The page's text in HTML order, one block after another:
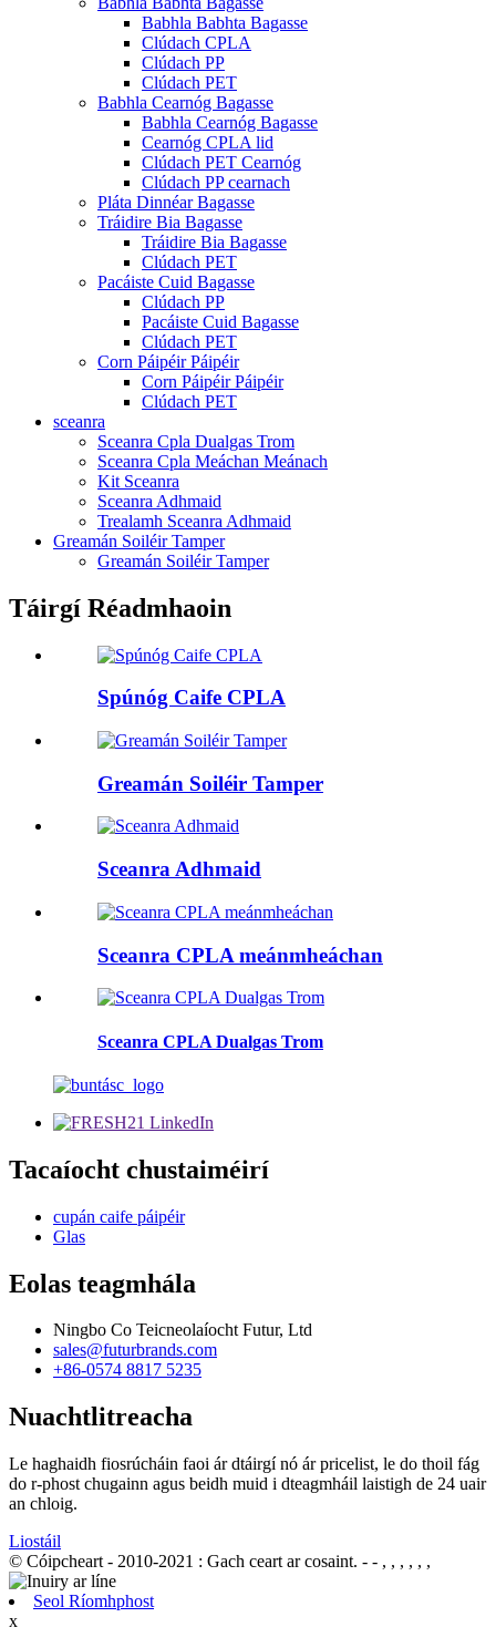
Babhla Babhta Bagasse
Clúdach CPLA
Clúdach PP
Clúdach PET
Babhla Cearnóg Bagasse
Babhla Cearnóg Bagasse
Cearnóg CPLA lid
Clúdach PET Cearnóg
Clúdach PP cearnach
Pláta Dinnéar Bagasse
Tráidire Bia Bagasse
Tráidire Bia Bagasse
Clúdach PET
Pacáiste Cuid Bagasse
Clúdach PP
Pacáiste Cuid Bagasse
Clúdach PET
Corn Páipéir Páipéir
Corn Páipéir Páipéir
Clúdach PET
sceanra
Sceanra Cpla Dualgas Trom
Sceanra Cpla Meáchan Meánach
Kit Sceanra
Sceanra Adhmaid
Trealamh Sceanra Adhmaid
Greamán Soiléir Tamper
Greamán Soiléir Tamper
Táirgí Réadmhaoin
Spúnóg Caife CPLA
Greamán Soiléir Tamper
Sceanra Adhmaid
Sceanra CPLA meánmheáchan
Sceanra CPLA Dualgas Trom
Tacaíocht chustaiméirí
cupán caife páipéir
Glas
Eolas teagmhála
Ningbo Co Teicneolaíocht Futur, Ltd
sales@futurbrands.com
+86-0574 8817 5235
Nuachtlitreacha
Le haghaidh fiosrúcháin faoi ár dtáirgí nó ár pricelist, le do thoil fág
do r-phost chugainn agus beidh muid i dteagmháil laistigh de 24 uair
an chloig.
Liostáil
© Cóipcheart - 2010-2021 : Gach ceart ar cosaint. - - , , , , , ,
Seol Ríomhphost
x